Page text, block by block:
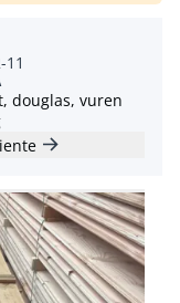
11
douglas, vuren